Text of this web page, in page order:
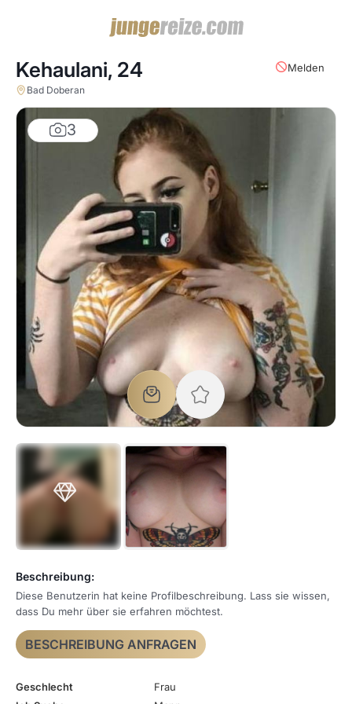
3
Melden
Kehaulani, 24
Bad Doberan
Beschreibung:
Diese Benutzerin hat keine Profilbeschreibung. Lass sie wissen,
dass Du mehr über sie erfahren möchtest.
BESCHREIBUNG ANFRAGEN
Geschlecht
Frau